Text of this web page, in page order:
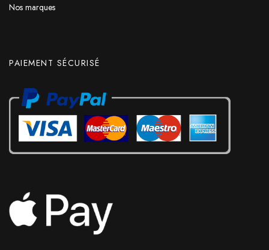
Nos marques
PAIEMENT SÉCURISÉ